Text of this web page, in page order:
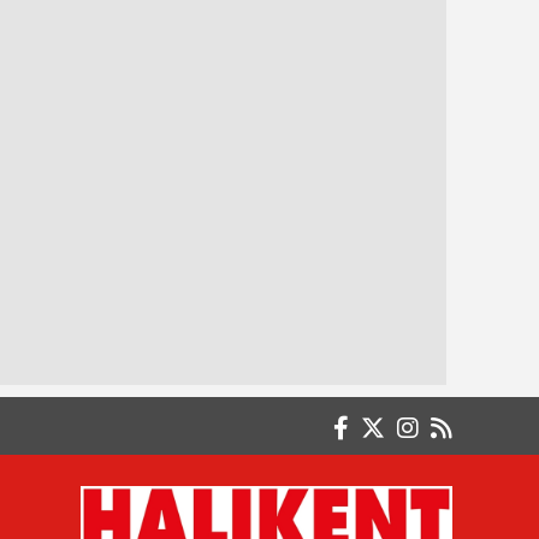
Dr. Nurullah ABALI
CENNETE SORGUSUZ SUALSİZ GİRMEK
Dr. Öğretim Üyesi İsmail Taşlı (Emekli)